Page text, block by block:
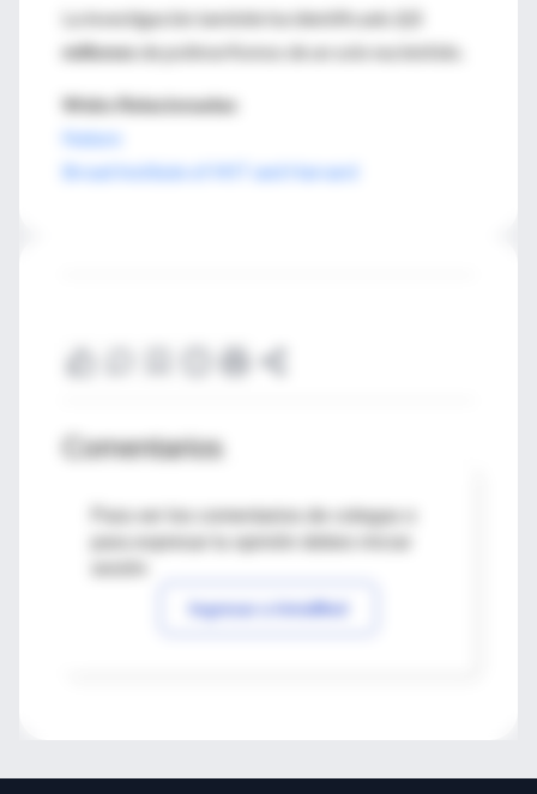
La investigación también ha identificado
2,5
millonesde polimorfismos de un solo nucleótido.
Webs Relacionadas
Nature
Broad Institute of MIT and Harvard
Comentarios
Para ver los comentarios de colegas o
Ingresar a IntraMed